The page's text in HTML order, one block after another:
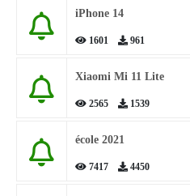
iPhone 14
1601 961
Xiaomi Mi 11 Lite
2565 1539
école 2021
7417 4450